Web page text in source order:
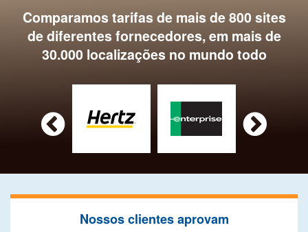
Comparamos tarifas de mais de 800 sites
de diferentes fornecedores, em mais de
30.000 localizações no mundo todo
 
Nossos clientes aprovam